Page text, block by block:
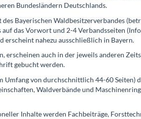
Bundesländern Deutschlands.
Bayerischen Waldbesitzerverbandes
das Vorwort und 2-4 Verbandsseiten
nahezu ausschließlich in Bayern.
erscheinen auch in der jeweils anderen
gebucht werden.
Umfang von durchschnittlich 44-60 Seiten)
Waldverbände und
Inhalte werden Fachbeiträge,